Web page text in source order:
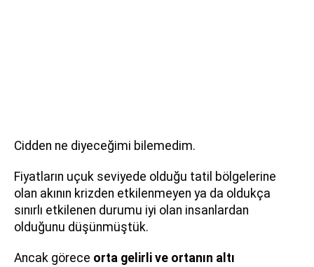
Cidden ne diyeceğimi bilemedim.
Fiyatların uçuk seviyede olduğu tatil bölgelerine
olan akının krizden etkilenmeyen ya da oldukça
sınırlı etkilenen durumu iyi olan insanlardan
olduğunu düşünmüştük.
Ancak görece orta gelirli ve ortanın altı